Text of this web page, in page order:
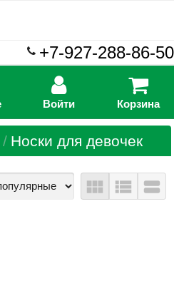
+7-927-288-86-50
Войти Корзина
Носки для девочек
view_module view_list view_stream